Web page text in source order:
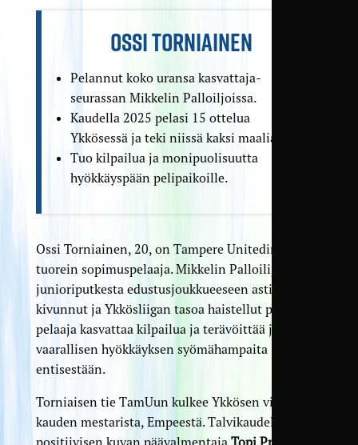
OSSI TORNIAINEN
Pelannut koko uransa kasvattaja­
seurassan Mikkelin Palloiljoissa.
Kaudella 2025 pelasi 15 ottelua
Ykkösessä ja teki niissä kaksi maalia.
Tuo kilpailua ja moni­puolisuutta
hyökkäys­pään peli­paikoille.
Ossi Torniainen, 20, on Tampere Unitedin
tuorein sopimuspelaaja. Mikkelin Palloilijoiden
junioriputkesta edustusjoukkueeseen asti
kivunnut ja Ykkösliigan tasoa haistellut peliälykäs
pelaaja kasvattaa kilpailua ja terävöittää jo
vaarallisen hyökkäyksen syömähampaita
entisestään.
Torniaisen tie TamUun kulkee Ykkösen viime
kauden mestarista, Empeestä. Talvikaudella
positiivisen kuvan päävalmentaja Topi Prihaan